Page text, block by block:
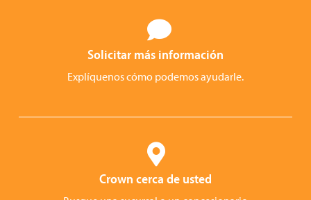
Solicitar más información
Explíquenos cómo podemos ayudarle.
Crown cerca de usted